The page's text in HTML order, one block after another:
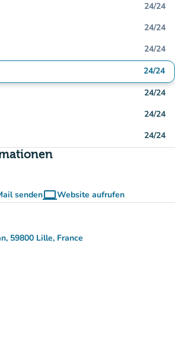
24/24
24/24
24/24
24/24
24/24
24/24
24/24
sendencomputerWebsite aufrufen
(new tab)
59800 Lille, France
Google Maps öffnen)
tab)